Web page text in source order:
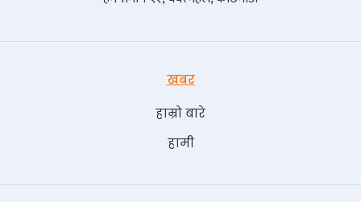
खबर
हाम्रो बारे
हामी